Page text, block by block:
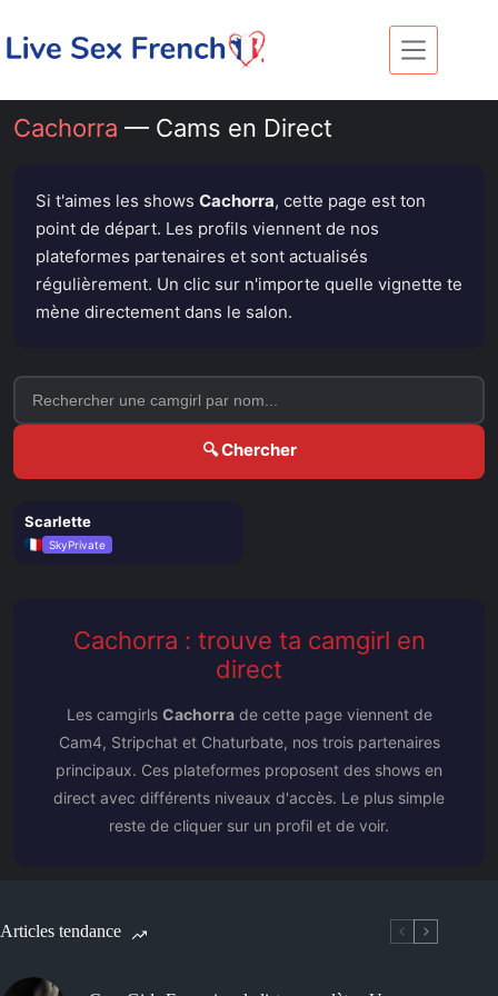
contenu
Cachorra — Cams en Direct
Si t'aimes les shows Cachorra, cette page est ton
point de départ. Les profils viennent de nos
plateformes partenaires et sont actualisés
régulièrement. Un clic sur n'importe quelle vignette te
mène directement dans le salon.
🔍 Chercher
○ OFF
Scarlette
SkyPrivate
Cachorra : trouve ta camgirl en
direct
Les camgirls Cachorrade cette page viennent de
Cam4, Stripchat et Chaturbate, nos trois partenaires
principaux. Ces plateformes proposent des shows en
direct avec différents niveaux d'accès. Le plus simple
reste de cliquer sur un profil et de voir.
Articles tendance